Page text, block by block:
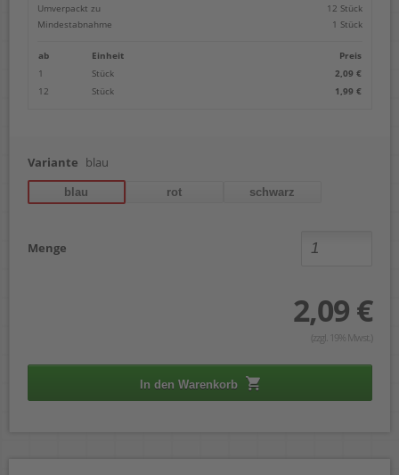
Umverpackt zu
12 Stück
Mindestabnahme
1 Stück
ab Einheit
Preis
1
Stück
2,09 €
12
Stück 1,99 €
Variante blau
blau rot schwarz
Menge
2,09 €
(zzgl. 19% Mwst.)
In den Warenkorb